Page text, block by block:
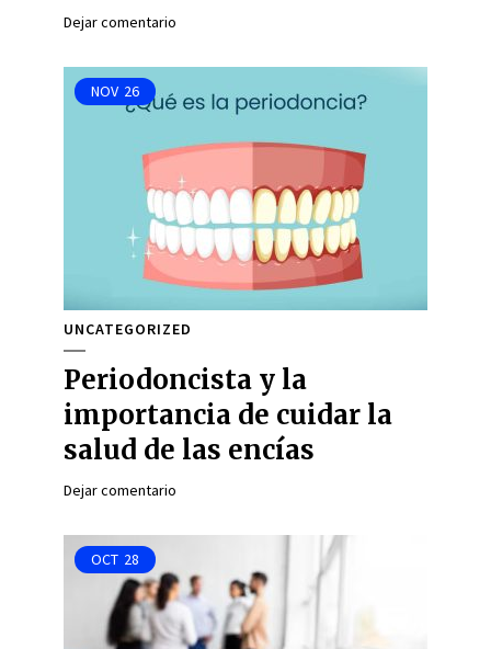
Dejar comentario
NOV 26
UNCATEGORIZED
Periodoncista y la
importancia de cuidar la
salud de las encías
Dejar comentario
OCT 28